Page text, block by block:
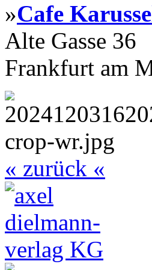
»Cafe
Alte Gasse 36
Frankfurt am
« zurück «